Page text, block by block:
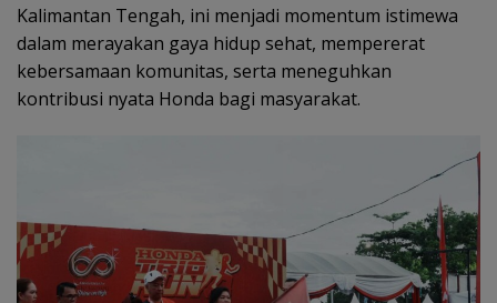
Kalimantan Tengah, ini menjadi momentum istimewa
dalam merayakan gaya hidup sehat, mempererat
kebersamaan komunitas, serta meneguhkan
kontribusi nyata Honda bagi masyarakat.